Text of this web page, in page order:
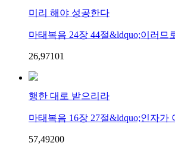
미리 해야 성공한다
마태복음 24장 44절&ldquo;이러므
26,97101
행한 대로 받으리라
마태복음 16장 27절&ldquo;인자가
57,49200